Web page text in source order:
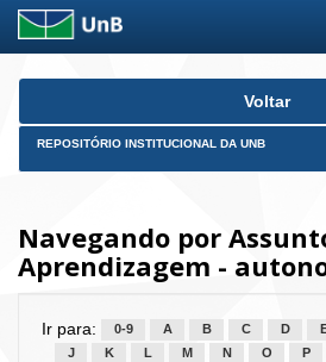
Skip
Voltar
REPOSITÓRIO INSTITUCIONAL DA UNB
Navegando por
Aprendizagem -
Ir para: 0-9 A B C D
J
K L M N O P